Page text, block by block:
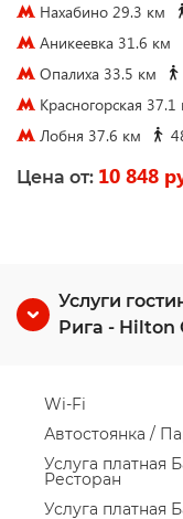
Нахабино 29.3 км
Аникеевка 31.6 км
Опалиха 33.5 км
Красногорская 37.1
Лобня 37.6 км
Цена от: 10 848
Услуги
Рига - Hilton
Wi-Fi
Автостоянка /
Услуга платная
Ресторан
Услуга платная